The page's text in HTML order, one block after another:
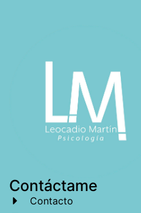
Contáctame
Contacto